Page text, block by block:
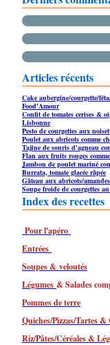
Articles récents
Cake aubergine/courgette/
Food'Amour
Confit de tomates cerises &
Lisbonne
Pesto de courgettes aux
Poulet aux abricots comme
Tajine de souris d'agneau
Flan aux fruits rouges
Jambon de poulet mariné
Burrata, tomate glacée râpée
Gâteau aux abricots/
Soupe froide de courgettes
Index des recettes
Pour l'apéro
Entrées
Soupes & veloutés
Légumes & Salades
Pommes de terre
Quiches/Pizzas/Tartes &
Riz/Pâtes/Céréales &